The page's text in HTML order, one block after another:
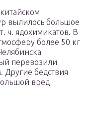
вылилось большое
ч. ядохимикатов. В
более 50 кг
перевозили
бедствия
вред